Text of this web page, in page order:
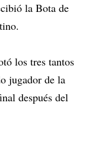
la Bota de
los tres tantos
jugador de la
después del